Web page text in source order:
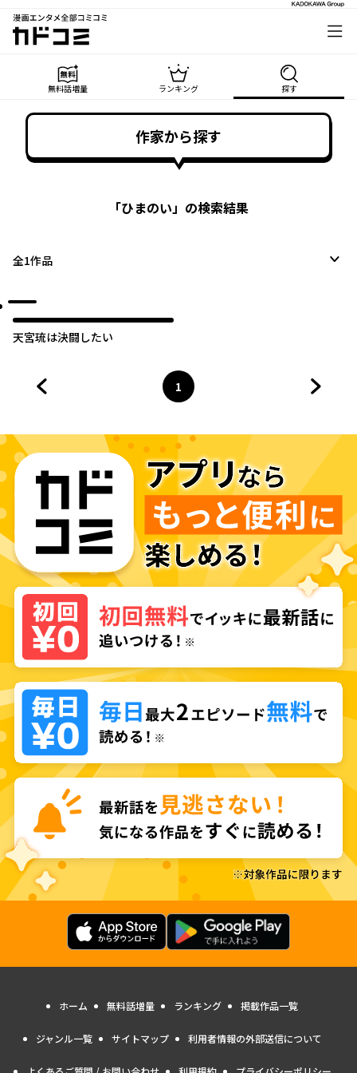
漫画エンタメ全部コミコミ
カドコミ
無料話増量 ランキング 探す
作家から探す
「ひまのい」の検索結果
全1作品
天宮琉は決闘したい
ページ
1
へ
ホーム 無料話増量 ランキング 掲載作品一覧
ジャンル一覧 サイトマップ 利用者情報の外部送信について